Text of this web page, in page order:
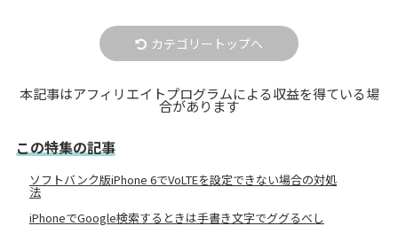
カテゴリートップへ
本記事はアフィリエイトプログラムによる収益を得ている場
合があります
この特集の記事
ソフトバンク版iPhone 6でVoLTEを設定できない場合の対処
法
iPhoneでGoogle検索するときは手書き文字でググるべし